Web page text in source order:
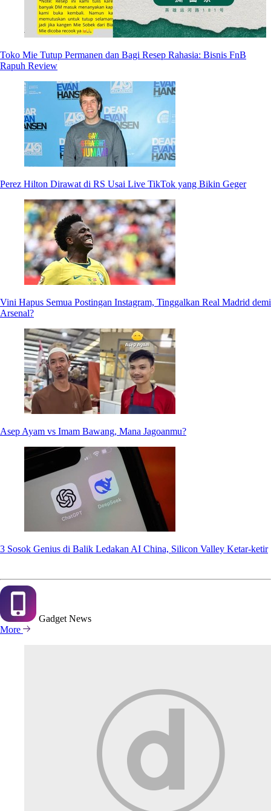
Toko Mie Tutup Permanen dan Bagi Resep Rahasia: Bisnis FnB
Rapuh Review
Perez Hilton Dirawat di RS Usai Live TikTok yang Bikin Geger
Vini Hapus Semua Postingan Instagram, Tinggalkan Real Madrid demi
Arsenal?
Asep Ayam vs Imam Bawang, Mana Jagoanmu?
3 Sosok Genius di Balik Ledakan AI China, Silicon Valley Ketar-ketir
Gadget News
More